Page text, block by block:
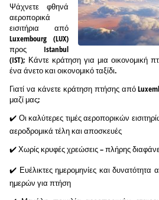
Ψάχνετε φθηνά
αεροπορικά
εισιτήρια από
Luxembourg (LUX)
προς Istanbul
(IST); Κάντε κράτηση για μια οικονομική
ένα άνετο και οικονομικό ταξίδι.
Γιατί να κάνετε κράτηση πτήσης από
μαζί μας;
✔️ Οι καλύτερες τιμές αεροπορικών
αεροδρομικά τέλη και αποσκευές
✔️ Χωρίς κρυφές χρεώσεις – πλήρης
✔️ Ευέλικτες ημερομηνίες και
ημερών για πτήση